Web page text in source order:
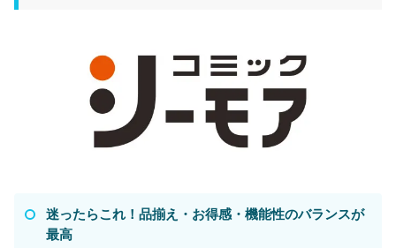
迷ったらこれ！品揃え・お得感・機能性のバランスが
最高